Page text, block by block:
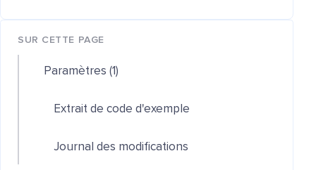
SUR CETTE PAGE
Paramètres (1)
Extrait de code d'exemple
Journal des modifications